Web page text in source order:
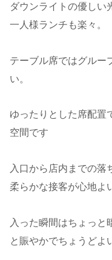
ダウンライトの優しい
一人様ランチも楽々。
テーブル席ではグルー
い。
ゆったりとした席配置
空間です
入口から店内までの落
柔らかな接客が心地よ
入った瞬間はちょっと
と賑やかでちょうどよ